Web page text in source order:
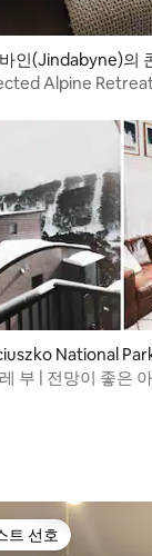
인(Jindabyne)의
Alpine
점), 후기 92개
National
니엄
부 | 전망이 좋은
트 선호
트 선호